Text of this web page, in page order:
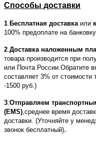
Способы доставки
1 Бесплатная доставка или
100% предоплате на
2 Доставка наложенным
товара производится при
или Почта России.Обратите
составляет 3% от стоимости
-1500 руб.)
3 Отправляем
(EMS) ,среднее время
доставки. (Уточняйте у
звонок бесплатный).